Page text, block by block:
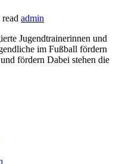
admin
Jugendtrainerinnen und
im Fußball fördern
fördern Dabei stehen die